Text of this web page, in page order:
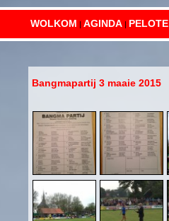
WOLKOM | AGINDA | PELOTE
Bangmapartij 3 maaie 2015